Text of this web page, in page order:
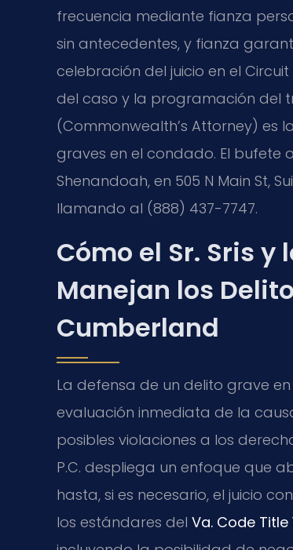
frecuencia mediante fianza
sin antecedentes, y fianza
celebración del juicio en el
del caso y la programación del
(Commonwealth’s Attorney) es
graves en el condado. El bufete
Shenandoah, en 505 N Main St,
llamando al (888) 437-7747.
Cómo el Sr. Sris y
Manejan los
Cumberland
La defensa de un delito grave
evaluación inmediata de la
posibles violaciones a los
P.C. despliega un enfoque que
hasta, si es necesario, el juicio
los estándares del Va. Code Title